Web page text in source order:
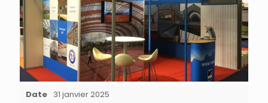
Date 31 janvier 2025